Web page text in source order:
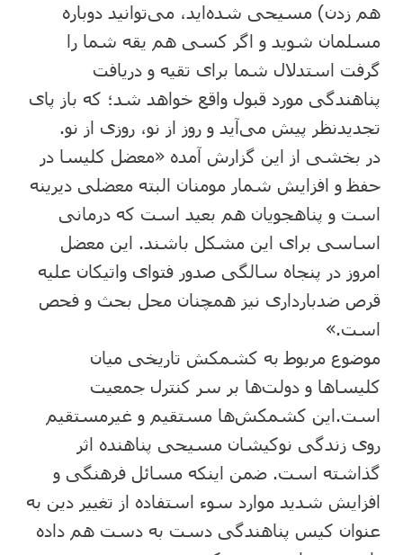
هم زدن) مسیحی شده‌اید، می‌توانید دوباره
مسلمان شوید و اگر کسی هم یقه شما را
گرفت استدلال شما برای تقیه و دریافت
پناهندگی مورد قبول واقع خواهد شد؛ که باز پای
تجدیدنظر پیش می‌آید و روز از نو، روزی از نو.
در بخشی از این گزارش آمده «معضل کلیسا در
حفظ و افزایش شمار مومنان البته معضلی دیرینه
است و پناهجویان هم بعید است که درمانی
اساسی برای این مشکل باشند. این معضل
امروز در پنجاه سالگی صدور فتوای واتیکان علیه
قرص ضدبارداری نیز همچنان محل بحث و فحص
است.»
موضوع مربوط به کشمکش تاریخی میان
کلیساها و دولت‌ها بر سر کنترل جمعیت
است.این کشمکش‌ها مستقیم و غیرمستقیم
روی زندگی نوکیشان مسیحی پناهنده اثر
گذاشته است. ضمن اینکه مسائل فرهنگی و
افزایش شدید موارد سوء استفاده از تغییر دین به
عنوان کیس پناهندگی دست به دست هم داده